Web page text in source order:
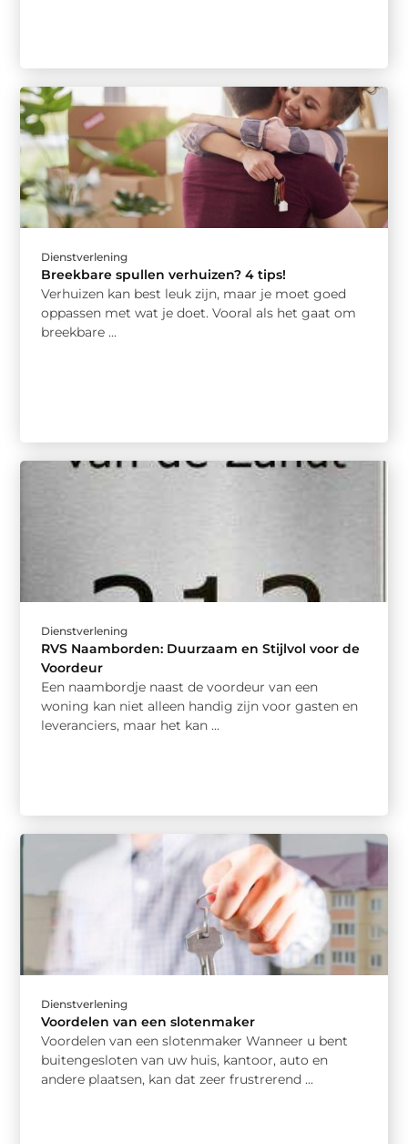
Dienstverlening
Breekbare spullen verhuizen? 4 tips!
Verhuizen kan best leuk zijn, maar je moet goed
oppassen met wat je doet. Vooral als het gaat om
breekbare ...
Dienstverlening
RVS Naamborden: Duurzaam en Stijlvol voor de
Voordeur
Een naambordje naast de voordeur van een
woning kan niet alleen handig zijn voor gasten en
leveranciers, maar het kan ...
Dienstverlening
Voordelen van een slotenmaker
Voordelen van een slotenmaker Wanneer u bent
buitengesloten van uw huis, kantoor, auto en
andere plaatsen, kan dat zeer frustrerend ...